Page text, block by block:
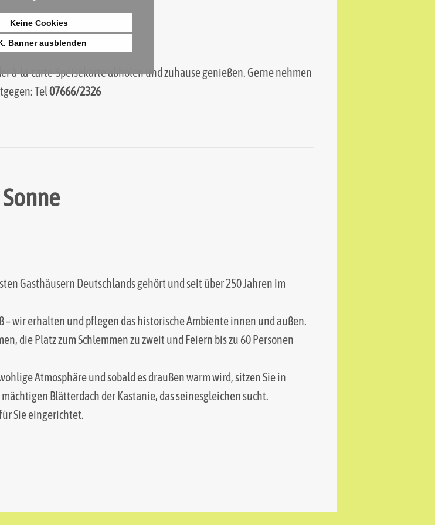
Keine Cookies
Banner ausblenden
à-la-carte-Speisekarte abholen und zuhause genießen. Gerne nehmen
Tel07666/2326
Gasthäusern Deutschlands gehört und seit über 250 Jahren im
wir erhalten und pflegen das historische Ambiente innen und außen.
die Platz zum Schlemmen zu zweit und Feiern bis zu 60 Personen
Atmosphäre und sobald es draußen warm wird, sitzen Sie in
Blätterdach der Kastanie, das seinesgleichen sucht.
Sie eingerichtet.